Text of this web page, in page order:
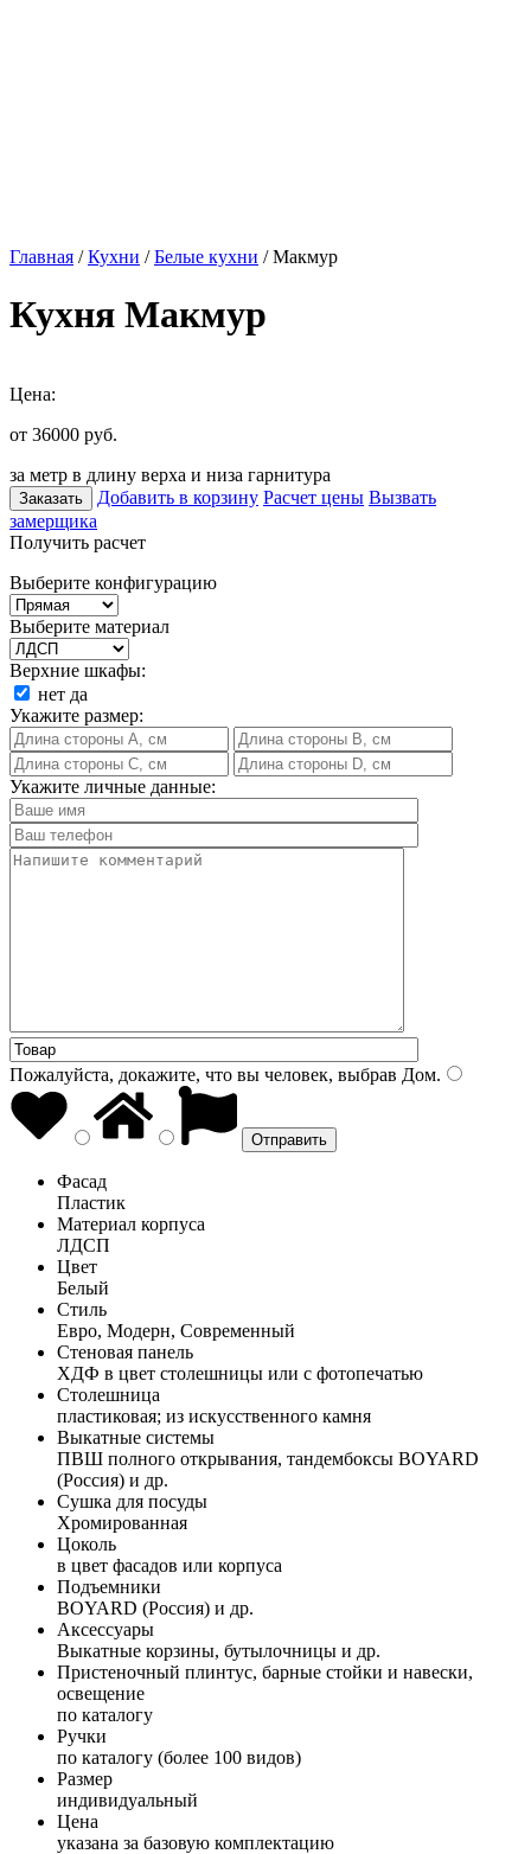
Главная /Кухни /Белые кухни / Макмур
Кухня Макмур
Цена:
от 36000 руб.
за метр в длину верха и низа гарнитура
Заказать Добавить в корзину Расчет цены Вызвать
замерщика
Получить расчет
Выберите конфигурацию
Выберите материал
Верхние шкафы:
нет да
Укажите размер:
Укажите личные данные:
Пожалуйста, докажите, что вы человек, выбрав Дом.
Фасад
Пластик
Материал корпуса
ЛДСП
Цвет
Белый
Стиль
Евро, Модерн, Современный
Стеновая панель
ХДФ в цвет столешницы или с фотопечатью
Столешница
пластиковая; из искусственного камня
Выкатные системы
ПВШ полного открывания, тандембоксы BOYARD
(Россия) и др.
Сушка для посуды
Хромированная
Цоколь
в цвет фасадов или корпуса
Подъемники
BOYARD (Россия) и др.
Аксессуары
Выкатные корзины, бутылочницы и др.
Пристеночный плинтус, барные стойки и навески,
освещение
по каталогу
Ручки
по каталогу (более 100 видов)
Размер
индивидуальный
Цена
указана за базовую комплектацию